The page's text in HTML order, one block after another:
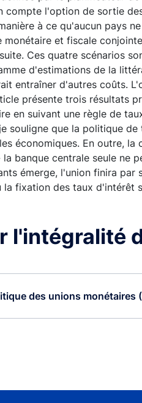
l'option de sortie
à ce qu'aucun pays
et fiscale
Ces quatre scénarios
d'estimations de la
entraîner d'autres coûts.
présente trois résultats
en suivant une règle de
souligne que la politique
économiques. En outre,
banque centrale seule ne
émerge, l'union finira
fixation des taux d'intérêt
l'intégralité
des unions monétaires